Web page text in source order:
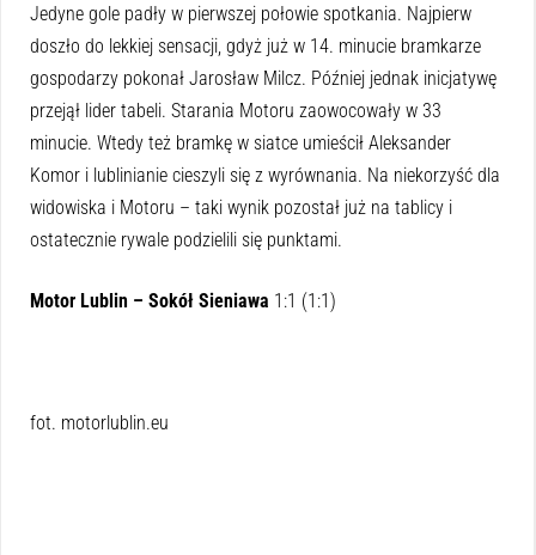
Jedyne gole padły w pierwszej połowie spotkania. Najpierw
doszło do lekkiej sensacji, gdyż już w 14. minucie bramkarze
gospodarzy pokonał Jarosław Milcz. Później jednak inicjatywę
przejął lider tabeli. Starania Motoru zaowocowały w 33
minucie. Wtedy też bramkę w siatce umieścił Aleksander
Komor i lublinianie cieszyli się z wyrównania. Na niekorzyść dla
widowiska i Motoru – taki wynik pozostał już na tablicy i
ostatecznie rywale podzielili się punktami.
Motor Lublin – Sokół Sieniawa 1:1 (1:1)
fot. motorlublin.eu